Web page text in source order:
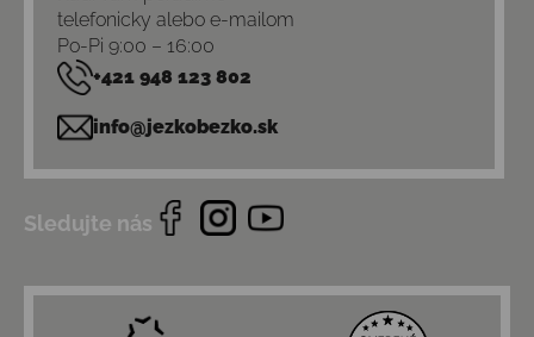
telefonicky alebo e-mailom
Po-Pi 9:00 – 16:00
+421 948 123 802
info@jezkobezko.sk
Sledujte nás